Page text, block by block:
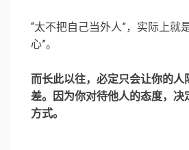
“太不把自己当外人”，实际上就
心”。
而长此以往，必定只会让你的人
差。
因为你对待他人的态度，
方式。